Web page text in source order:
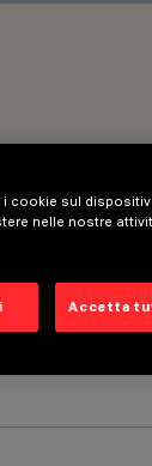
i cookie sul
nelle nostre
Accetta